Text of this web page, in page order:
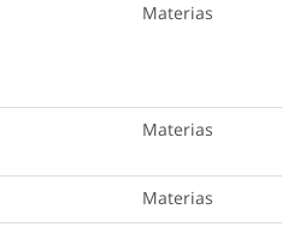
Materias
Materias
Materias